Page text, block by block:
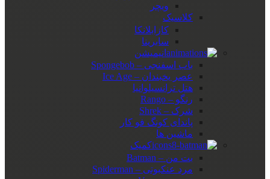
ویچر
کلاسیک
کازابلانکا
سابرینا
انیمیشن
باب اسفنجی – Spongebob
عصر یخبندان – Ice Age
هتل ترانسیلوانیا
رنگو – Rango
شرک – Shrek
پاندای کونگ فو کار
ماشین ها
کمیک
بت من – Batman
مرد عنکبوتی – Spiderman